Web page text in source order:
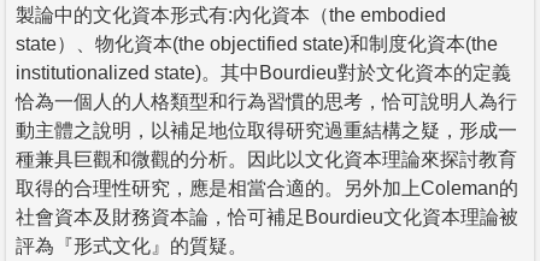
製論中的文化資本形式有:內化資本（the embodied
state）、物化資本(the objectified state)和制度化資本(the
institutionalized state)。其中Bourdieu對於文化資本的定義
恰為一個人的人格類型和行為習慣的思考，恰可說明人為行
動主體之說明，以補足地位取得研究過重結構之疑，形成一
種兼具巨觀和微觀的分析。因此以文化資本理論來探討教育
取得的合理性研究，應是相當合適的。另外加上Coleman的
社會資本及財務資本論，恰可補足Bourdieu文化資本理論被
評為『形式文化』的質疑。